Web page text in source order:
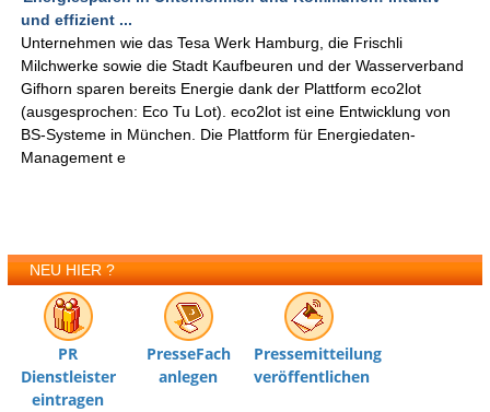
und effizient ...
Unternehmen wie das Tesa Werk Hamburg, die Frischli
Milchwerke sowie die Stadt Kaufbeuren und der Wasserverband
Gifhorn sparen bereits Energie dank der Plattform eco2lot
(ausgesprochen: Eco Tu Lot). eco2lot ist eine Entwicklung von
BS-Systeme in München. Die Plattform für Energiedaten-
Management e
NEU HIER ?
PR
Dienstleister
eintragen
PresseFach
anlegen
Pressemitteilung
veröffentlichen